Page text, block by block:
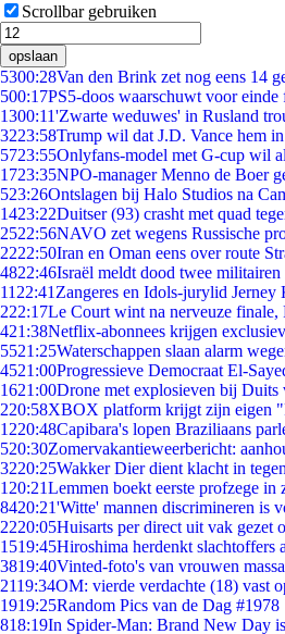
Scrollbar gebruiken
opslaan
5300:28Van den Brink zet nog eens 14
500:17PS5-doos waarschuwt voor einde
1300:11'Zwarte weduwes' in Rusland
3223:58Trump wil dat J.D. Vance hem
5723:55Onlyfans-model met G-cup wil
1723:35NPO-manager Menno de Boer
523:26Ontslagen bij Halo Studios na
1423:22Duitser (93) crasht met quad
2522:56NAVO zet wegens Russische
2222:50Iran en Oman eens over route
4822:46Israël meldt dood twee
11 22:41 Zangeres en Idols-jurylid
222:17Le Court wint na nerveuze finale,
421:38Netflix-abonnees krijgen
5521:25Waterschappen slaan alarm
4521:00Progressieve Democraat El-
1621:00Drone met explosieven bij
220:58XBOX platform krijgt zijn eigen
1220:48Capibara's lopen Braziliaans
520:30Zomervakantieweerbericht:
3220:25Wakker Dier dient klacht in
1 20:21Lemmen boekt eerste profzege
8420:21'Witte' mannen discrimineren is
2220:05Huisarts per direct uit vak gezet
1519:45Hiroshima herdenkt slachtoffers
3819:40Vinted-foto's van vrouwen
2119:34OM: vierde verdachte (18) vast
1919:25Random Pics van de Dag #1978
818:19In Spider-Man: Brand New Day